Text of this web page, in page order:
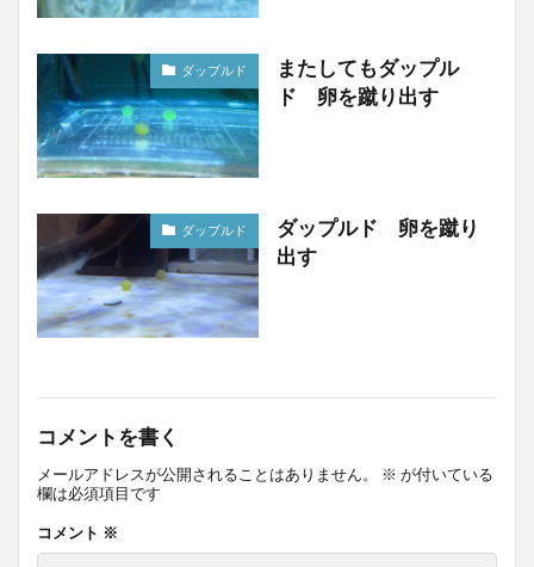
ダップルド
またしてもダップル
ド 卵を蹴り出す
ダップルド
ダップルド 卵を蹴り
出す
コメントを書く
メールアドレスが公開されることはありません。 ※ が付いている
欄は必須項目です
コメント ※